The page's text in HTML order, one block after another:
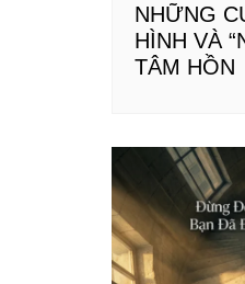
NHỮNG
HÌNH VÀ
TÂM HỒN